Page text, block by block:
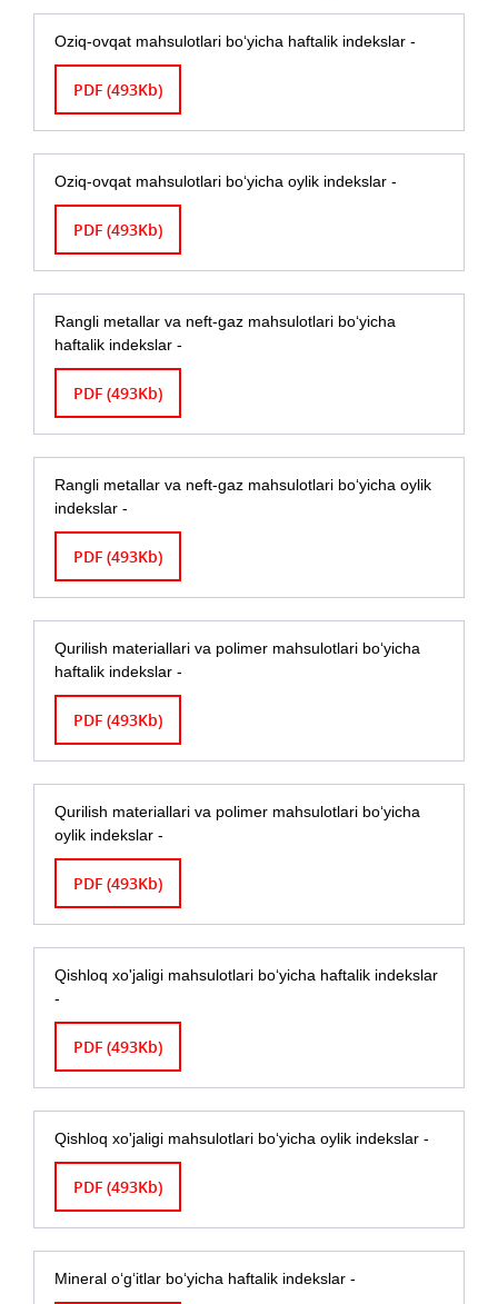
Oziq-ovqat mahsulotlari bo‘yicha haftalik indekslar -
PDF (493Kb)
Oziq-ovqat mahsulotlari bo‘yicha oylik indekslar -
PDF (493Kb)
Rangli metallar va neft-gaz mahsulotlari bo‘yicha
haftalik indekslar -
PDF (493Kb)
Rangli metallar va neft-gaz mahsulotlari bo‘yicha oylik
indekslar -
PDF (493Kb)
Qurilish materiallari va polimer mahsulotlari bo‘yicha
haftalik indekslar -
PDF (493Kb)
Qurilish materiallari va polimer mahsulotlari bo‘yicha
oylik indekslar -
PDF (493Kb)
Qishloq xo'jaligi mahsulotlari bo‘yicha haftalik indekslar
-
PDF (493Kb)
Qishloq xo'jaligi mahsulotlari bo‘yicha oylik indekslar -
PDF (493Kb)
Mineral o‘g‘itlar bo‘yicha haftalik indekslar -